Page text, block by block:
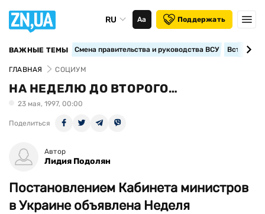
RU Аа Поддержать
ВАЖНЫЕ ТЕМЫ Смена правительства и руководства ВСУ
ГЛАВНАЯ СОЦИУМ
НА НЕДЕЛЮ ДО ВТОРОГО…
23 мая, 1997, 00:00
Поделиться
Автор
Лидия Подолян
Постановлением Кабинета министров
в Украине объявлена Неделя